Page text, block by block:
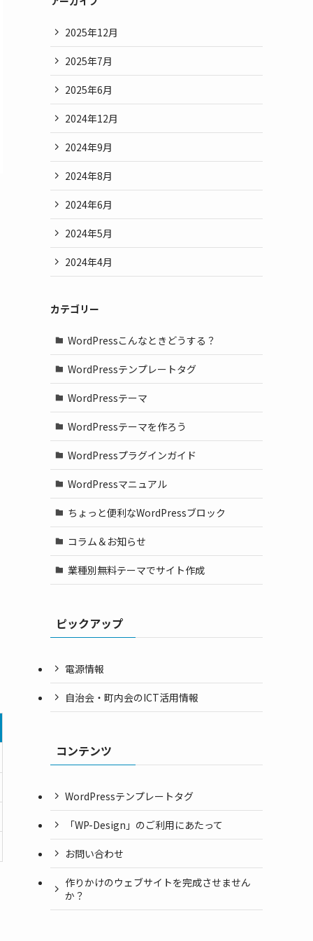
2025年12月
2025年7月
2025年6月
2024年12月
2024年9月
2024年8月
2024年6月
2024年5月
2024年4月
カテゴリー
WordPressこんなときどうする？
WordPressテンプレートタグ
WordPressテーマ
WordPressテーマを作ろう
WordPressプラグインガイド
WordPressマニュアル
ちょっと便利なWordPressブロック
コラム＆お知らせ
業種別無料テーマでサイト作成
ピックアップ
電源情報
自治会・町内会のICT活用情報
コンテンツ
WordPressテンプレートタグ
「WP-Design」のご利用にあたって
お問い合わせ
作りかけのウェブサイトを完成させません
か？